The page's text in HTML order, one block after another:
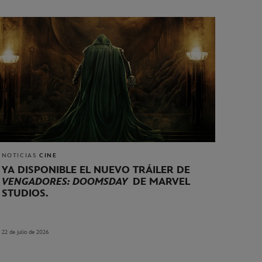
NOTICIAS CINE
YA DISPONIBLE EL NUEVO TRÁILER DE
VENGADORES: DOOMSDAYDE MARVEL
STUDIOS.
22 de julio de 2026